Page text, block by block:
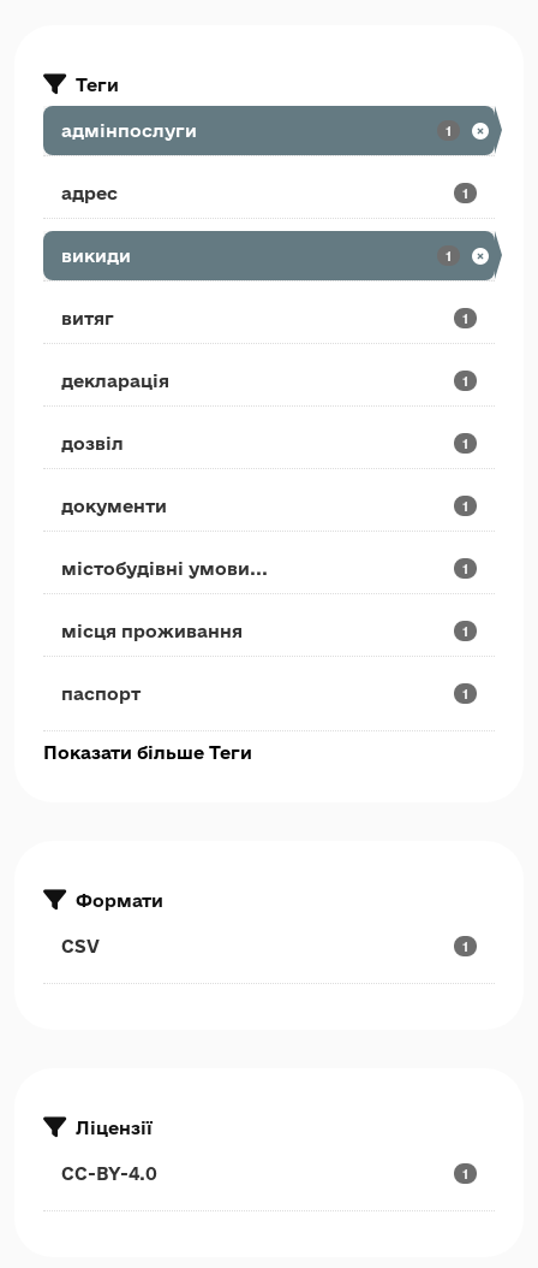
Теги
адмінпослуги 1
адрес 1
викиди 1
витяг 1
декларація 1
дозвіл 1
документи 1
містобудівні умови... 1
місця проживання 1
паспорт 1
Показати більше Теги
Формати
CSV 1
Ліцензії
CC-BY-4.0 1